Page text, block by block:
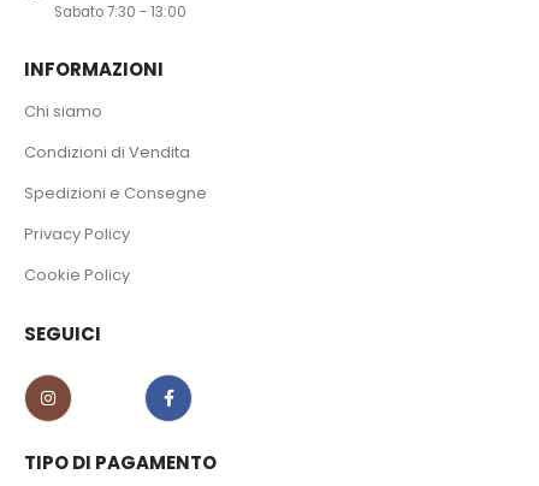
Sabato 7:30 - 13:00
INFORMAZIONI
Chi siamo
Condizioni di Vendita
Spedizioni e Consegne
Privacy Policy
Cookie Policy
SEGUICI
TIPO DI PAGAMENTO